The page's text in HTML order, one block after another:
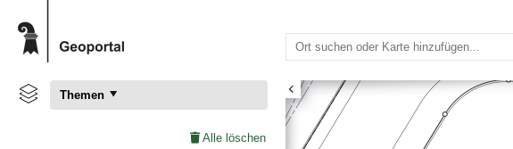
Themen
Alle löschen